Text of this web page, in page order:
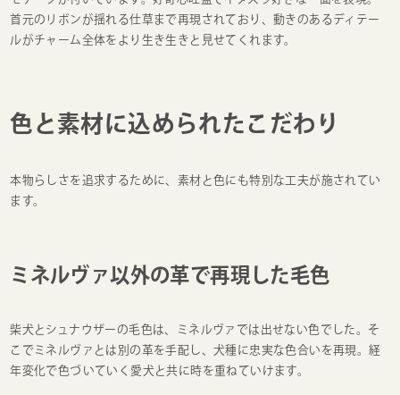
首元のリボンが揺れる仕草まで再現されており、動きのあるディテー
ルがチャーム全体をより生き生きと見せてくれます。
色と素材に込められたこだわり
本物らしさを追求するために、素材と色にも特別な工夫が施されてい
ます。
ミネルヴァ以外の革で再現した毛色
柴犬とシュナウザーの毛色は、ミネルヴァでは出せない色でした。そ
こでミネルヴァとは別の革を手配し、犬種に忠実な色合いを再現。経
年変化で色づいていく愛犬と共に時を重ねていけます。